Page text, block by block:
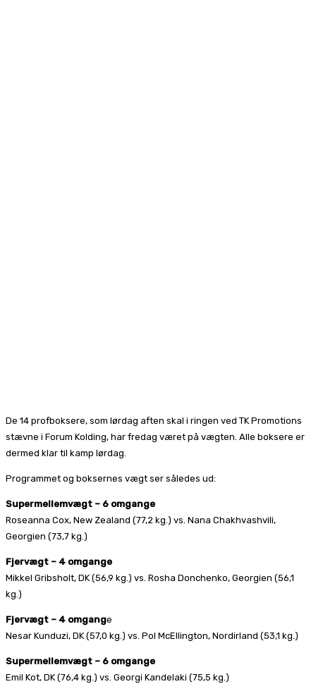
De 14 profboksere, som lørdag aften skal i ringen ved TK Promotions
stævne i Forum Kolding, har fredag været på vægten. Alle boksere er
dermed klar til kamp lørdag.
Programmet og boksernes vægt ser således ud:
Supermellemvægt – 6 omgange
Roseanna Cox, New Zealand (77,2 kg.) vs. Nana Chakhvashvili,
Georgien (73,7 kg.)
Fjervægt – 4 omgange
Mikkel Gribsholt, DK (56,9 kg.) vs. Rosha Donchenko, Georgien (56,1
kg.)
Fjervægt – 4 omgange
Nesar Kunduzi, DK (57,0 kg.) vs. Pol McEllington, Nordirland (53,1 kg.)
Supermellemvægt – 6 omgange
Emil Kot, DK (76,4 kg.) vs. Georgi Kandelaki (75,5 kg.)